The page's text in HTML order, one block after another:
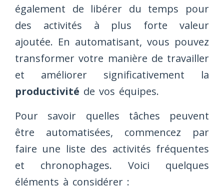
également de libérer du temps pour
des activités à plus forte valeur
ajoutée. En automatisant, vous pouvez
transformer votre manière de travailler
et améliorer significativement la
productivité de vos équipes.
Pour savoir quelles tâches peuvent
être automatisées, commencez par
faire une liste des activités fréquentes
et chronophages. Voici quelques
éléments à considérer :